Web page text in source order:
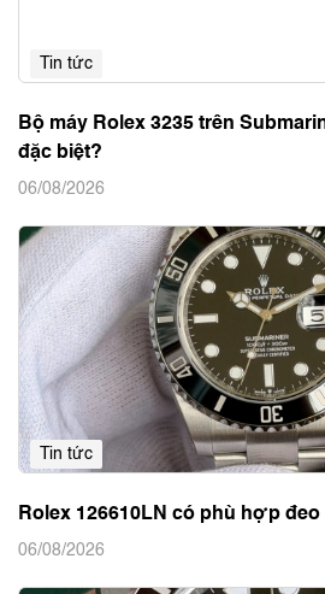
Tin tức
Bộ máy Rolex 3235 trên
đặc biệt?
06/08/2026
Tin tức
Rolex 126610LN có phù hợp
06/08/2026